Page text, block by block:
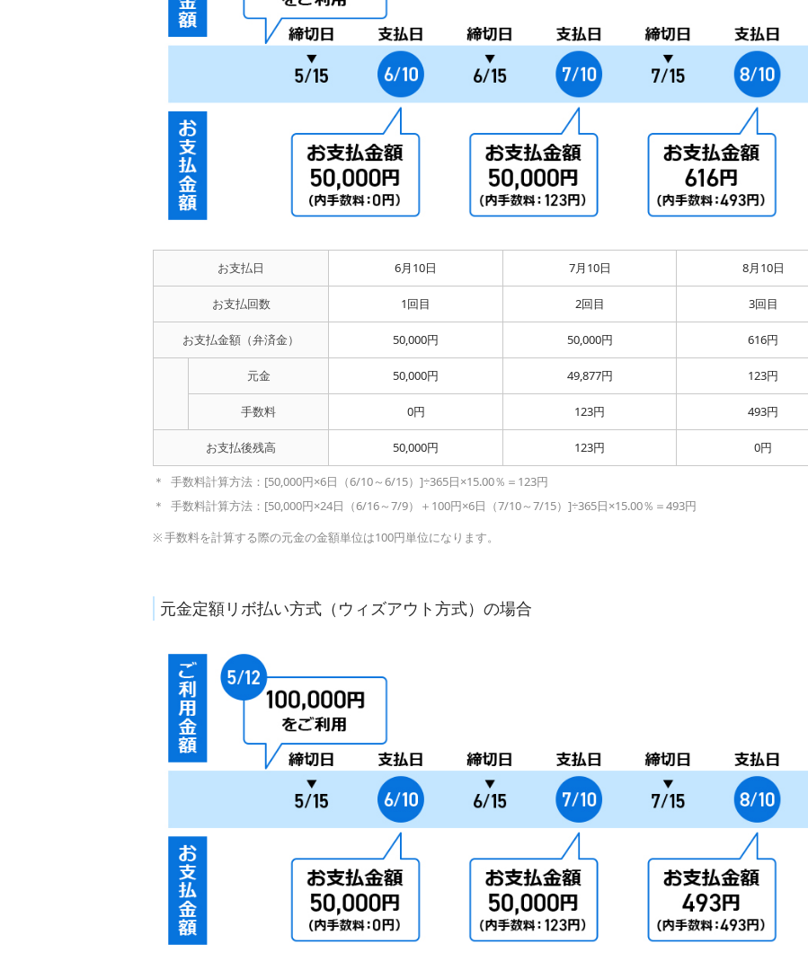
お支払日 6月10日 7月10日 8月10日
お支払回数 1回目 2回目 3回目
お支払金額 （弁済金） 50,000円 50,000円 616円
元金 50,000円 49,877円 123円
手数料 0円 123円 493円
お支払後残高 50,000円 123円 0円
手数料計算方法：[50,000円×6日（6/10～6/15）]÷365日×15.00％＝123円
手数料計算方法：[50,000円×24日（6/16～7/9）＋100円×6日（7/10～7/15）]÷365日×15.00％＝493円
手数料を計算する際の元金の金額単位は100円単位になります。
元金定額リボ払い方式（ウィズアウト方式）の場合